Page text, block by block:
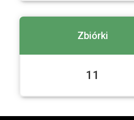
Zbiórki
11
2 Liga Mężczyzn
vs
Start II Lublin